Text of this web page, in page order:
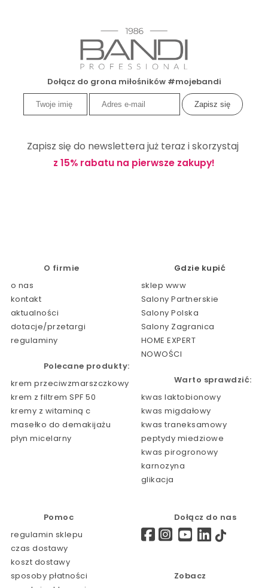
Dołącz do grona miłośników #mojebandi
Zapisz się do newslettera już teraz i skorzystaj
z 15% rabatu na pierwsze zakupy!
O firmie
o nas
kontakt
aktualności
dotacje/przetargi
regulaminy
Polecane produkty:
krem przeciwzmarszczkowy
krem z filtrem SPF 50
kremy z witaminą c
masełko do demakijażu
płyn micelarny
Gdzie kupić
sklep www
Salony Partnerskie
Salony Polska
Salony Zagranica
HOME EXPERT
NOWOŚCI
Warto sprawdzić:
kwas laktobionowy
kwas migdałowy
kwas traneksamowy
peptydy miedziowe
kwas pirogronowy
karnozyna
glikacja
Pomoc
regulamin sklepu
czas dostawy
koszt dostawy
sposoby płatności
Dołącz do nas
Zobacz